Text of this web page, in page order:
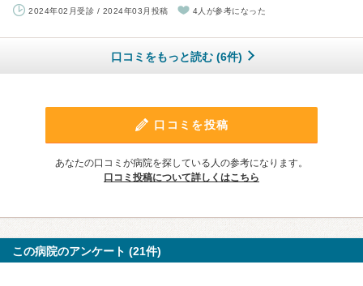
2024年02月受診 / 2024年03月投稿 4人が参考になった
口コミをもっと読む (6件)
口コミを投稿
あなたの口コミが病院を探している人の参考になります。
口コミ投稿について詳しくはこちら
この病院のアンケート (21件)